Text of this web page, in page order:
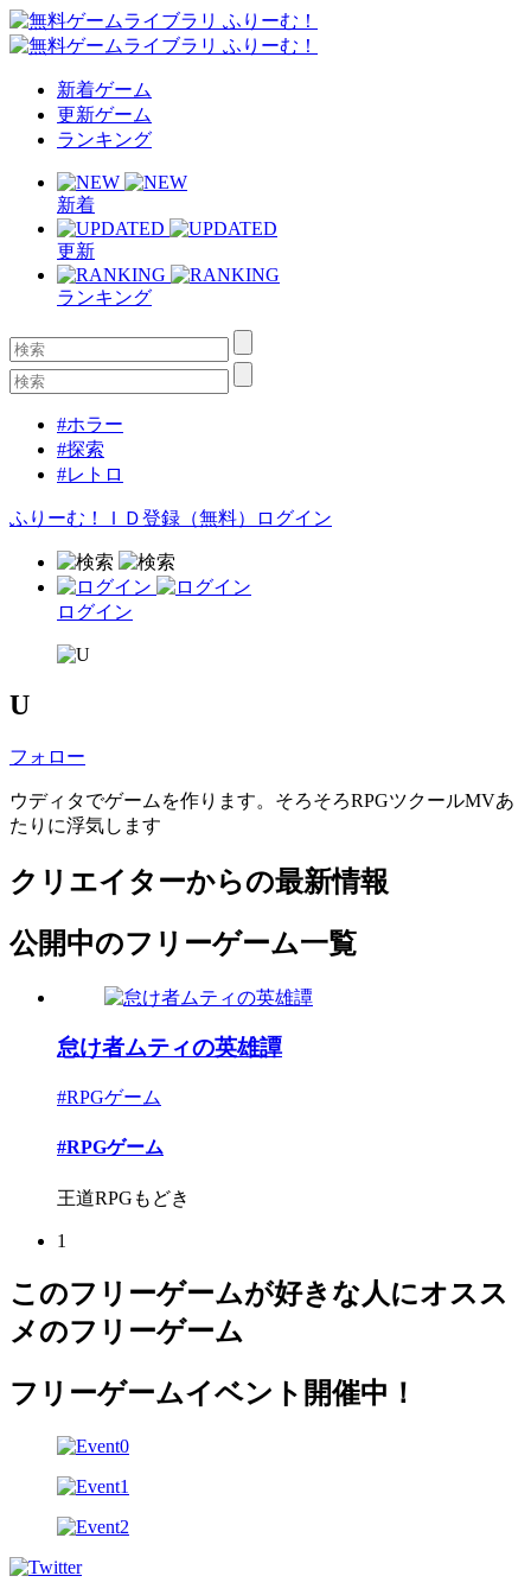
新着ゲーム
更新ゲーム
ランキング
新着
更新
ランキング
#ホラー
#探索
#レトロ
ふりーむ！ＩＤ登録（無料） ログイン
ログイン
U
フォロー
ウディタでゲームを作ります。そろそろRPGツクールMVあ
たりに浮気します
クリエイターからの最新情報
公開中のフリーゲーム一覧
怠け者ムティの英雄譚
#RPGゲーム
#RPGゲーム
王道RPGもどき
1
このフリーゲームが好きな人にオスス
メのフリーゲーム
フリーゲームイベント開催中！